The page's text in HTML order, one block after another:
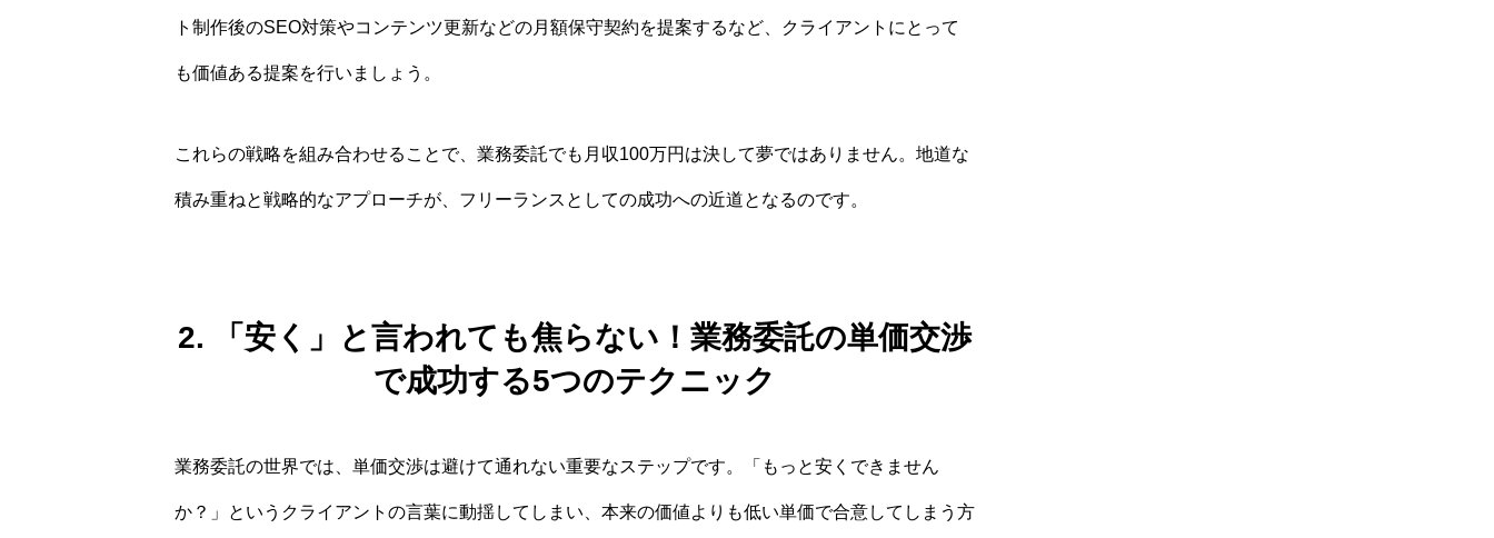
ト制作後のSEO対策やコンテンツ更新などの月額保守契約を提案するなど、クライアントにとって
も価値ある提案を行いましょう。
これらの戦略を組み合わせることで、業務委託でも月収100万円は決して夢ではありません。地道な
積み重ねと戦略的なアプローチが、フリーランスとしての成功への近道となるのです。
2. 「安く」と言われても焦らない！業務委託の単価交渉
で成功する5つのテクニック
業務委託の世界では、単価交渉は避けて通れない重要なステップです。「もっと安くできません
か？」というクライアントの言葉に動揺してしまい、本来の価値よりも低い単価で合意してしまう方